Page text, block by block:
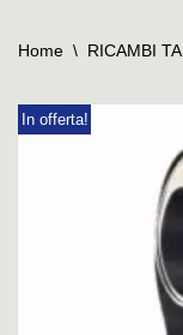
Home \ RICAMBI
In offerta!